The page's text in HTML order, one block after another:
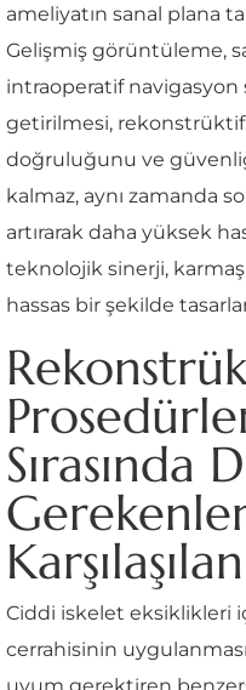
ameliyatın sanal plana
Gelişmiş görüntüleme,
intraoperatif navigasyon
getirilmesi,
doğruluğunu ve
kalmaz, aynı zamanda
artırarak daha yüksek
teknolojik sinerji,
hassas bir şekilde
Sırasında
Ciddi iskelet eksiklikleri
cerrahisinin
uyum gerektiren